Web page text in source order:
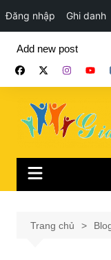
Đăng nhập Ghi danh
phần
Add new post
Trang chủ